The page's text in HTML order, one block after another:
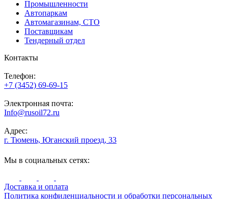
Промышленности
Автопаркам
Автомагазинам, СТО
Поставщикам
Тендерный отдел
Контакты
Телефон:
+7 (3452) 69-69-15
Электронная почта:
Info@rusoil72.ru
Адрес:
г. Тюмень, Юганский проезд, 33
Мы в социальных сетях:
Доставка и оплата
Политика конфиденциальности и обработки персональных